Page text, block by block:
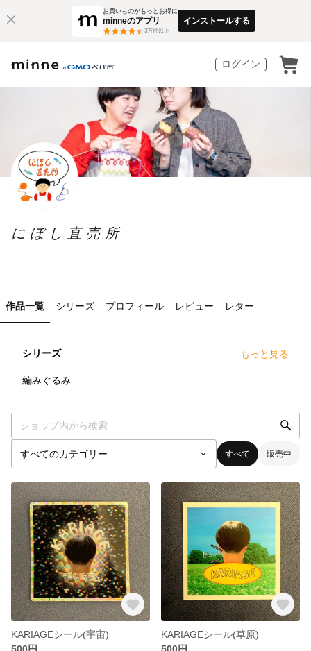
お買いものがもっとお得に
minneのアプリ
3万件以上
インストールする
ログイン
にぼし直売所
作品一覧 シリーズ プロフィール レビュー レター
シリーズ もっと見る
編みぐるみ
すべて 販売中
KARIAGEシール(宇宙)
500円
KARIAGEシール(草原)
500円